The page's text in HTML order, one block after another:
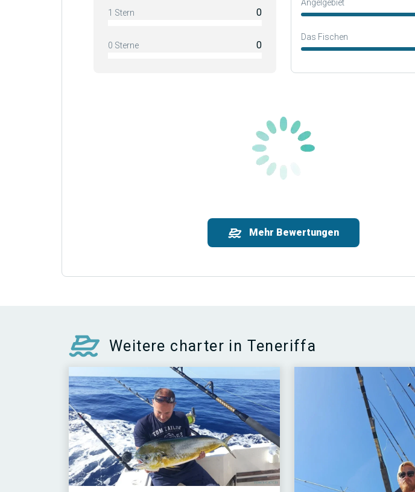
1 Stern 0
0 Sterne 0
Angelgebiet
Das Fischen
Mehr Bewertungen
Weitere charter in Teneriffa